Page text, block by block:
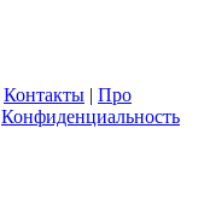
Контакты | Про
Конфиденциальность